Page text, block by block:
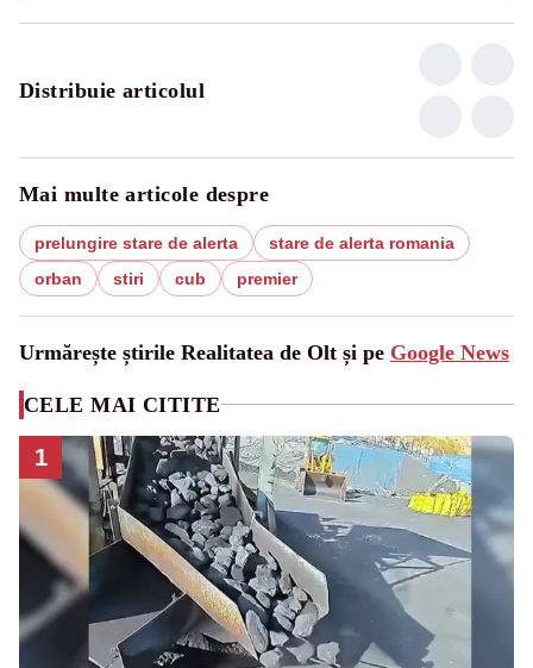
Distribuie articolul
Mai multe articole despre
prelungire stare de alerta
stare de alerta romania
orban
stiri cub premier
Urmărește știrile Realitatea de Olt și pe Google News
CELE MAI CITITE
1